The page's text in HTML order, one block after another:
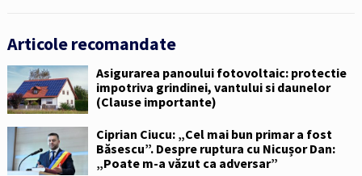
Articole recomandate
Asigurarea panoului fotovoltaic: protectie
impotriva grindinei, vantului si daunelor
(Clause importante)
Ciprian Ciucu: „Cel mai bun primar a fost
Băsescu”. Despre ruptura cu Nicușor Dan:
„Poate m-a văzut ca adversar”